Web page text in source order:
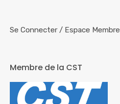
Se Connecter / Espace Membre
Membre de la CST